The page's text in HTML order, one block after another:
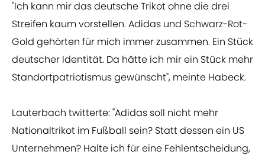
"Ich kann mir das deutsche Trikot ohne die drei
Streifen kaum vorstellen. Adidas und Schwarz-Rot-
Gold gehörten für mich immer zusammen. Ein Stück
deutscher Identität. Da hätte ich mir ein Stück mehr
Standortpatriotismus gewünscht", meinte Habeck.
Lauterbach twitterte: "Adidas soll nicht mehr
Nationaltrikot im Fußball sein? Statt dessen ein US
Unternehmen? Halte ich für eine Fehlentscheidung,